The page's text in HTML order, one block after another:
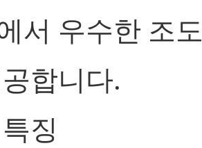
서 우수한 조
합니다.
징